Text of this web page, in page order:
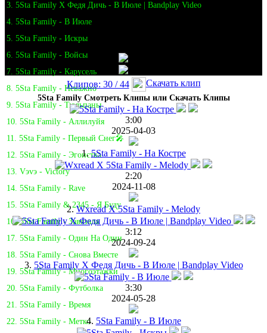
3. 5Sta Family X Федя Дичь - В Июле | Bandplay Video
4. 5Sta Family - В Июле
5. 5Sta Family - Искры
6. 5Sta Family - Войсы
7. 5Sta Family - Карусель
8. 5Sta Family - Неважно
9. 5Sta Family - Тюльпаны
10. 5Sta Family - Аллилуйя
11. 5Sta Family - Первый Снег🎤
12. 5Sta Family - Эгоистка
13. Vэvэ - Victory
14. 5Sta Family - Rave
15. 5Sta Family & 2345 - Я Буду
16. 5Sta Family - Завязала
17. 5Sta Family - Один На Один
18. 5Sta Family - Снова Вместе
19. 5Sta Family - Многоэтажки
20. 5Sta Family - Футболка
21. 5Sta Family - Время
22. 5Sta Family - Метко
Клипов: 30 / 44 Скачать клип
5Sta Family Смотреть Клипы или Скачать Клипы
3:00
2025-04-03
1.5Sta Family - На Костре
2:20
2024-11-08
2.Wxread X 5Sta Family - Melody
3:12
2024-09-24
3. 5Sta Family X Федя Дичь - В Июле | Bandplay Video
3:30
2024-05-28
4. 5Sta Family - В Июле